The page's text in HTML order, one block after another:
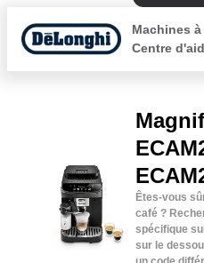
Machines
Centre
Êtes-vous
café ?
spécifique
sur le